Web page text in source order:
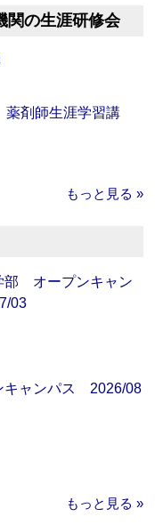
関の生涯研修会
剤師生涯学習講
もっと見る »
部 オープンキャン
03
ャンパス 2026/08
もっと見る »